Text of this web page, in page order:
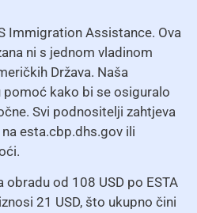
Immigration Assistance. Ova
ni s jednom vladinom
Država. Naša
kako bi se osiguralo
Svi podnositelji zahtjeva
esta.cbp.dhs.gov ili
obradu od 108 USD po ESTA
21 USD, što ukupno čini